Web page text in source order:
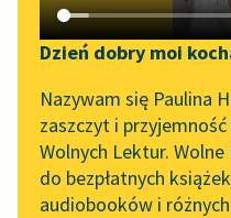
Katalog DAISY
Podkasty o książkach
Aktualności
Byliśmy częścią AI Impact
Lab
Zapraszamy na spotkanie
Dzień dobry moi
Nazywam się Paulina
zaszczyt i
Wolnych Lektur.
do bezpłatnych
audiobooków i